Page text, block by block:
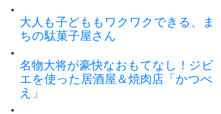
大人も子どももワクワクできる、ま
ちの駄菓子屋さん
名物大将が豪快なおもてなし！ジビ
エを使った居酒屋＆焼肉店「かつべ
え」